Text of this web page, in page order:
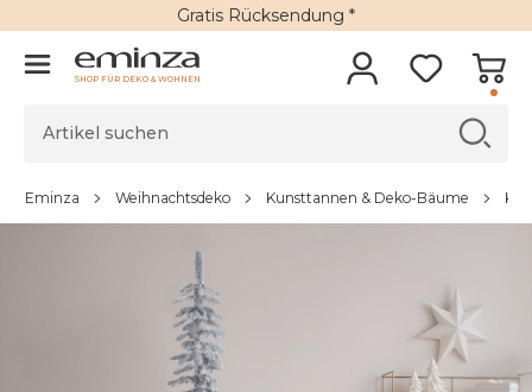
Gratis Rücksendung *
SHOP FÜR DEKO & WOHNEN
Eminza Weihnachtsdeko Kunsttannen & Deko-Bäume